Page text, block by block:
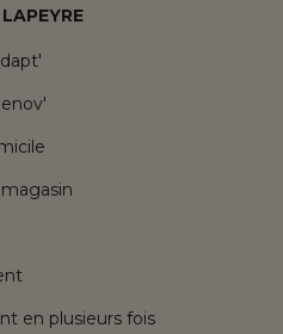
en plusieurs fois